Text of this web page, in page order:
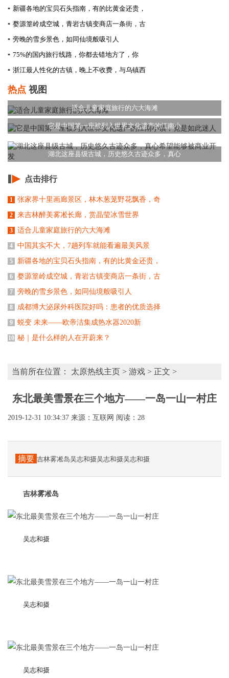
▪ 新疆各地的宝贝石头指南，有的比黄金还贵，
▪ 婺源篁岭成空城，青岩古镇变商店一条街，古
▪ 旁晚的雪乡景色，如同仙境般吸引人
▪ 75%的国内旅行线路，你都去错地方了，你
▪ 浙江最人性化的古镇，晚上不收费，与乌镇西
热点 视图
适合儿童家庭旅行的六大海滩
它是中国第一座被列入世界文化遗产的江南小
湖北这座县级古城，历史悠久古迹众多，真心
点击排行
1 张家界十里画廊景区，林木葱茏野花飘香，奇
2 来吉林醉美雾凇长廊，赏晶莹冰雪世界
3 适合儿童家庭旅行的六大海滩
4 中国其实不大，7趟列车就能看遍最美风景
5 新疆各地的宝贝石头指南，有的比黄金还贵，
6 婺源篁岭成空城，青岩古镇变商店一条街，古
7 旁晚的雪乡景色，如同仙境般吸引人
8 成都博大泌尿外科医院好吗：患者的优质选择
9 蜕变 未来——欧帝洁集成热水器2020新
10 秘｜是什么样的人在开蔚来？
当前所在位置： 太原热线主页 > 游戏 > 正文 >
东北最美雪景在三个地方——一岛一山一村庄
2019-12-31 10:34:37 来源：互联网 阅读：28
摘要 吉林雾凇岛吴志和摄吴志和摄吴志和摄
吉林雾凇岛
吴志和摄
吴志和摄
吴志和摄